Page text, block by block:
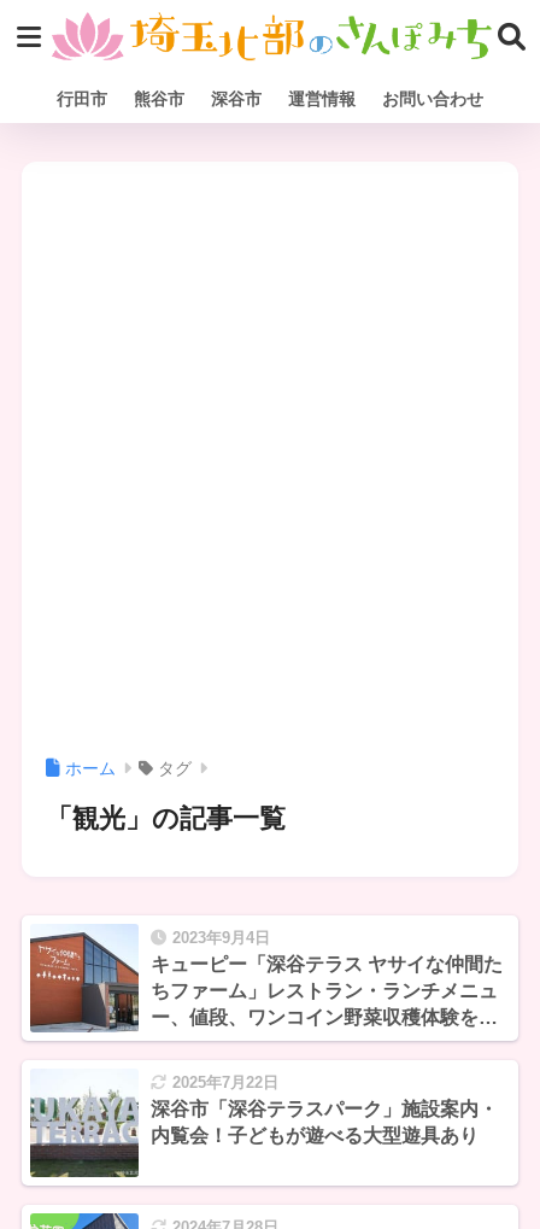
行田市 熊谷市 深谷市 運営情報 お問い合わせ
ホーム タグ
「観光」の記事一覧
2023年9月4日
キューピー「深谷テラス ヤサイな仲間た
ちファーム」レストラン・ランチメニュ
ー、値段、ワンコイン野菜収穫体験を紹
介
2025年7月22日
深谷市「深谷テラスパーク」施設案内・
内覧会！子どもが遊べる大型遊具あり